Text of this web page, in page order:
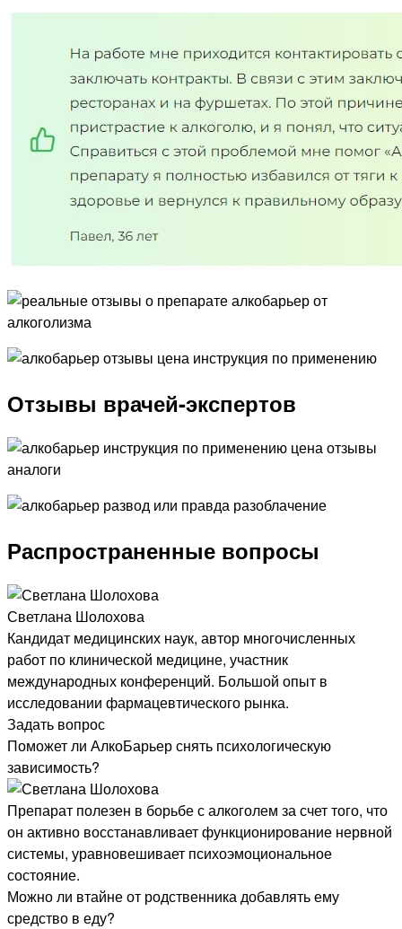
Отзывы врачей-экспертов
Распространенные вопросы
Светлана Шолохова
Кандидат медицинских наук, автор многочисленных
работ по клинической медицине, участник
международных конференций. Большой опыт в
исследовании фармацевтического рынка.
Задать вопрос
Поможет ли АлкоБарьер снять психологическую
зависимость?
Препарат полезен в борьбе с алкоголем за счет того, что
он активно восстанавливает функционирование нервной
системы, уравновешивает психоэмоциональное
состояние.
Можно ли втайне от родственника добавлять ему
средство в еду?